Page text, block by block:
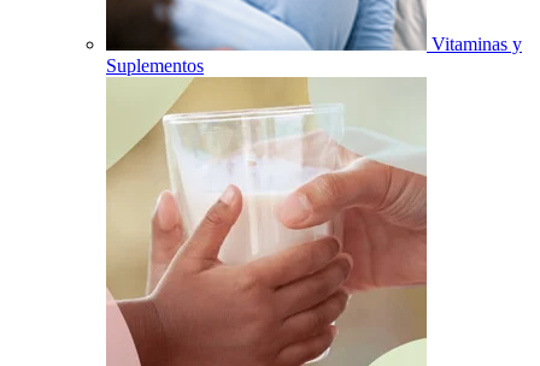
Vitaminas y
Suplementos